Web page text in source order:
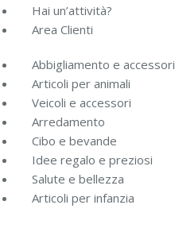
Hai un’attività?
Area Clienti
Abbigliamento e accessori
Articoli per animali
Veicoli e accessori
Arredamento
Cibo e bevande
Idee regalo e preziosi
Salute e bellezza
Articoli per infanzia